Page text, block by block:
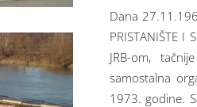
Dana
PRISTANIŠTE
JRB-om,
samostalna
1973. godine.